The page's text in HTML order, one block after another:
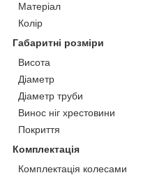
Матеріал
Колір
Габаритні розміри
Висота
Діаметр
Діаметр труби
Винос ніг хрестовини
Покриття
Комплектація
Комплектація колесами